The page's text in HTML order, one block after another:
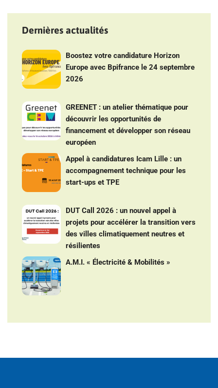
Dernières actualités
Boostez votre candidature Horizon
Europe avec Bpifrance le 24 septembre
2026
GREENET : un atelier thématique pour
découvrir les opportunités de
financement et développer son réseau
européen
Appel à candidatures Icam Lille : un
accompagnement technique pour les
start-ups et TPE
DUT Call 2026 : un nouvel appel à
projets pour accélérer la transition vers
des villes climatiquement neutres et
résilientes
A.M.I. « Électricité & Mobilités »